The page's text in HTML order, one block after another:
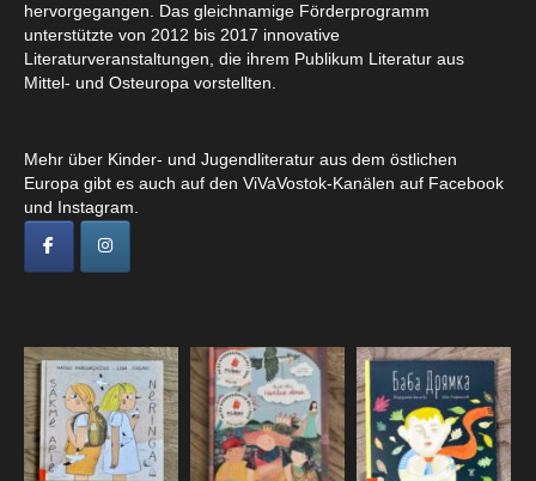
hervorgegangen. Das gleichnamige Förderprogramm
unterstützte von 2012 bis 2017 innovative
Literaturveranstaltungen, die ihrem Publikum Literatur aus
Mittel- und Osteuropa vorstellten.
Mehr über Kinder- und Jugendliteratur aus dem östlichen
Europa gibt es auch auf den ViVaVostok-Kanälen auf Facebook
und Instagram.